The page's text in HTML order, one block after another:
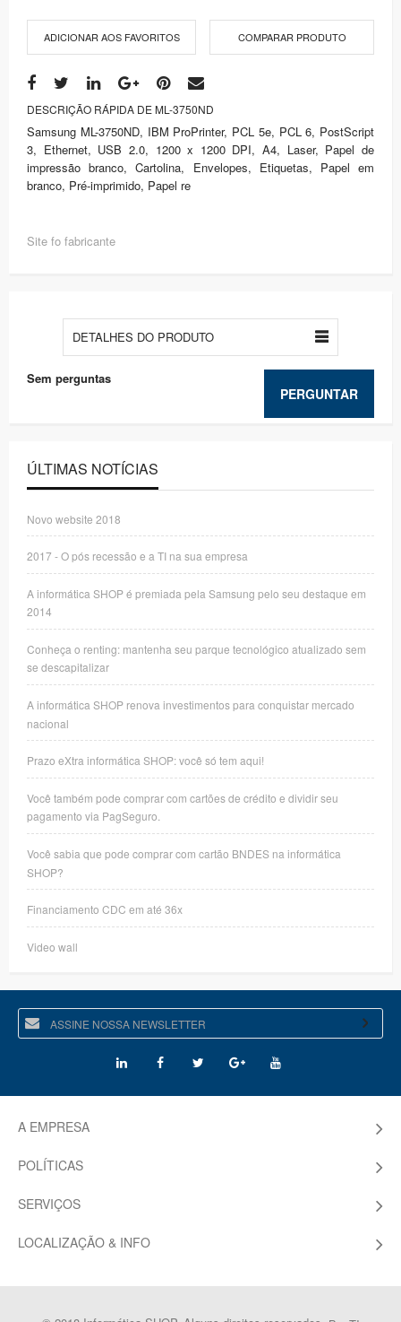
ADICIONAR AOS FAVORITOS COMPARAR PRODUTO
DESCRIÇÃO RÁPIDA DE ML-3750ND
Samsung ML-3750ND, IBM ProPrinter, PCL 5e, PCL 6, PostScript
3, Ethernet, USB 2.0, 1200 x 1200 DPI, A4, Laser, Papel de
impressão branco, Cartolina, Envelopes, Etiquetas, Papel em
branco, Pré-imprimido, Papel re
Site fo fabricante
DETALHES DO PRODUTO
PERGUNTAR
Sem perguntas
ÚLTIMAS NOTÍCIAS
Novo website 2018
2017 - O pós recessão e a TI na sua empresa
A informática SHOP é premiada pela Samsung pelo seu destaque em
2014
Conheça o renting: mantenha seu parque tecnológico atualizado sem
se descapitalizar
A informática SHOP renova investimentos para conquistar mercado
nacional
Prazo eXtra informática SHOP: você só tem aqui!
Você também pode comprar com cartões de crédito e dividir seu
pagamento via PagSeguro.
Você sabia que pode comprar com cartão BNDES na informática
SHOP?
Financiamento CDC em até 36x
Video wall
A EMPRESA
POLÍTICAS
SERVIÇOS
LOCALIZAÇÃO & INFO